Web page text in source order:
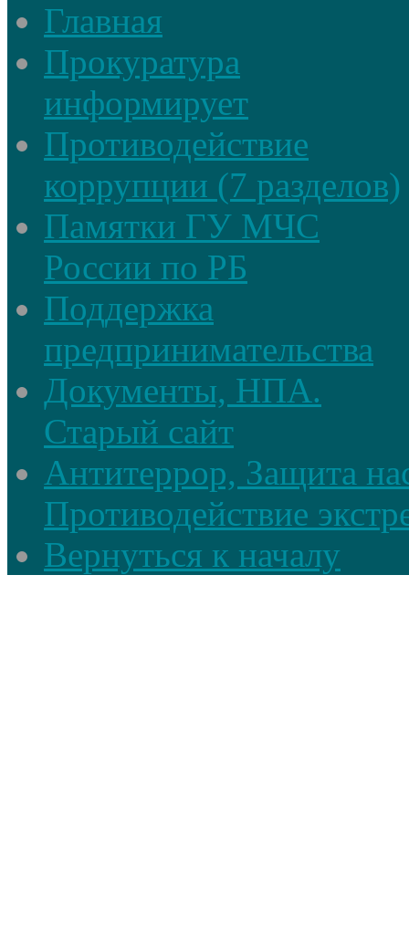
Главная
Прокуратура
информирует
Противодействие
коррупции (7 разделов)
Памятки ГУ МЧС
России по РБ
Поддержка
предпринимательства
Документы, НПА.
Старый сайт
Антитеррор, Защита
Противодействие
Вернуться к началу